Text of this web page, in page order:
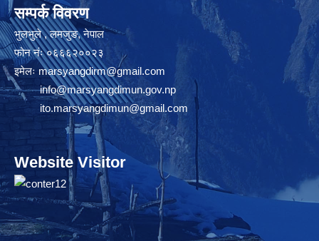
सम्पर्क विवरण
भुलभुले , लमजुङ, नेपाल
फोन नंः ०६६६२००२३
इमेलः marsyangdirm@gmail.com
info@marsyangdimun.gov.np
ito.marsyangdimun@gmail.com
Website Visitor